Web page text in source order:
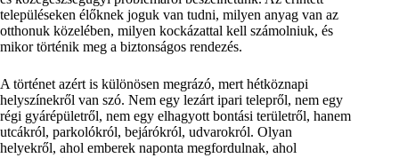
településeken élőknek joguk van tudni, milyen anyag van az
otthonuk közelében, milyen kockázattal kell számolniuk, és
mikor történik meg a biztonságos rendezés.
A történet azért is különösen megrázó, mert hétköznapi
helyszínekről van szó. Nem egy lezárt ipari telepről, nem egy
régi gyárépületről, nem egy elhagyott bontási területről, hanem
utcákról, parkolókról, bejárókról, udvarokról. Olyan
helyekről, ahol emberek naponta megfordulnak, ahol